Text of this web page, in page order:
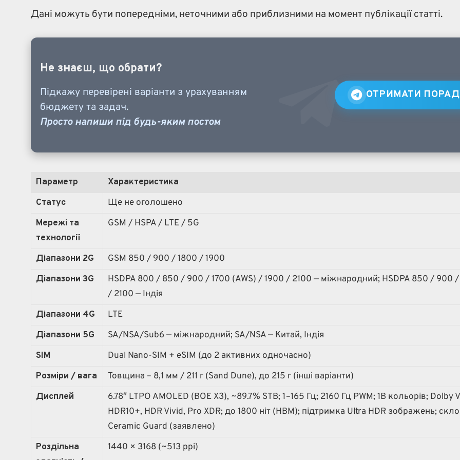
Дані можуть бути попередніми, неточними або приблизними на момент публікації статті.
Не знаєш, що обрати?
Підкажу перевірені варіанти з урахуванням
бюджету та задач.
Просто напиши під будь-яким постом
ОТРИМАТИ
Параметр
Характеристика
Статус
Ще не оголошено
Мережі та
технології
GSM / HSPA / LTE / 5G
Діапазони 2G
GSM 850 / 900 / 1800 / 1900
Діапазони 3G
HSDPA 800 / 850 / 900 / 1700 (AWS) / 1900 / 2100 — міжнародний; HSDPA 850 / 900
/ 2100 — Індія
Діапазони 4G
LTE
Діапазони 5G
SA/NSA/Sub6 — міжнародний; SA/NSA — Китай, Індія
SIM
Dual Nano-SIM + eSIM (до 2 активних одночасно)
Розміри / вага
Товщина – 8,1 мм / 211 г (Sand Dune), до 215 г (інші варіанти)
Дисплей
6.78″ LTPO AMOLED (BOE X3), ~89.7% STB; 1–165 Гц; 2160 Гц PWM; 1B кольорів; Dolby
HDR10+, HDR Vivid, Pro XDR; до 1800 ніт (HBM); підтримка Ultra HDR зображень; скло
Ceramic Guard (заявлено)
Роздільна
1440 × 3168 (~513 ppi)